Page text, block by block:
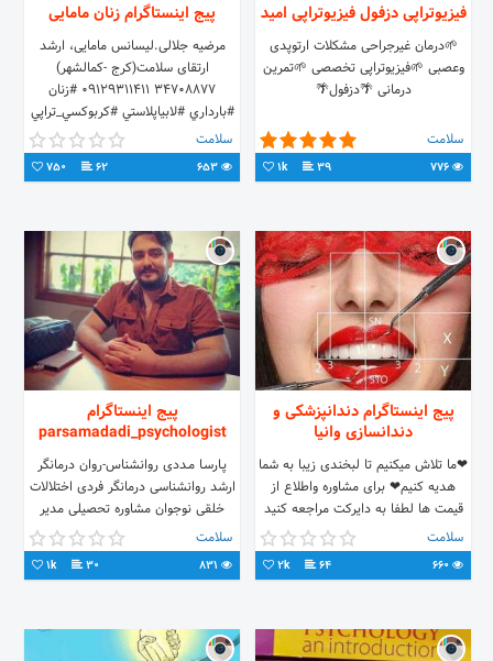
فیزیوتراپی دزفول فیزیوتراپی امید
🌱درمان غیرجراحی مشکلات ارتوپدی
وعصبی 🌱فیزیوتراپی تخصصی 🌱تمرین
درمانی 🌴دزفول🌴
سلامت
39
1k
پیج اینستاگرام زنان مامایی
مرضيه جلالی.لیسانس مامایی، ارشد
ارتقای سلامت(كرج -كمالشهر)
34708877 09129311411 #زنان
#بارداري #لابياپلاستي #كربوكسي_تراپي
#تنگي_واژن #مشاوره
سلامت
62
750
پیج اینستاگرام دندانپزشکی و
دندانسازی وانیا
❤ما تلاش میکنیم تا لبخندی زیبا به شما
هدیه کنیم❤ برای مشاوره واطلاع از
قیمت ها لطفا به دایرکت مراجعه کنید
📥 📍زیبایی/لمینت/کامپوزیت 📍ترمیمی
📍پروتز
سلامت
64
2k
پیج اینستاگرام
parsamadadi_psychologist
پـارسـا مـددی روانشناس-روان درمانگر
ارشد روانشناسی درمانگر فردی اختلالات
خلقی نوجوان مشاوره تحصیلی مدیر
آموزشی انجمن رواندرمانی مازندران
سلامت
30
1k